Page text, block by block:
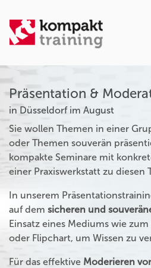
Präsentation &
in Düsseldorf im August
Sie wollen Themen in einer
oder Themen souverän
kompakte Seminare mit
einer Praxiswerkstatt zu diesen
In unserem
auf dem sicheren und
Einsatz eines Mediums wie
oder Flipchart, um Wissen zu
Für das effektive Moderieren